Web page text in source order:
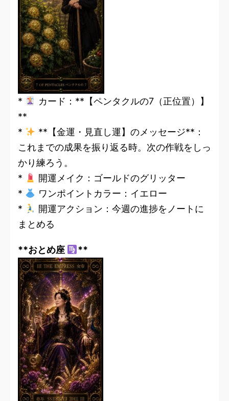
*
カード：**【ペンタクルの7（正位置）】
**
*
**【金運・見直し運】のメッセージ**：
これまでの成果を振り返る時。次の作戦をしっ
かり練ろう。
*
開運メイク：ゴールドのグリッター
*
ワンポイントカラー：イエロー
*
開運アクション：今週の進捗をノートに
まとめる
**おとめ座 **